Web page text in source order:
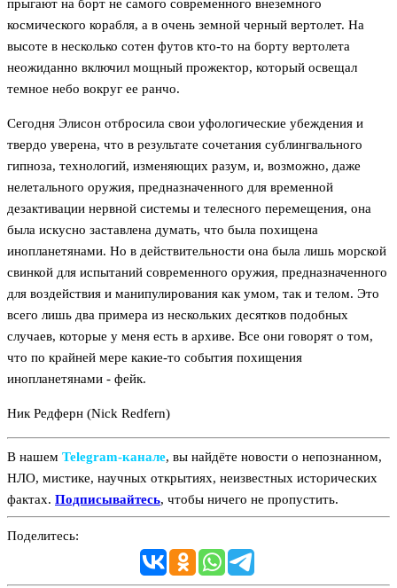
прыгают на борт не самого современного внеземного
космического корабля, а в очень земной черный вертолет. На
высоте в несколько сотен футов кто-то на борту вертолета
неожиданно включил мощный прожектор, который освещал
темное небо вокруг ее ранчо.
Сегодня Элисон отбросила свои уфологические убеждения и
твердо уверена, что в результате сочетания сублингвального
гипноза, технологий, изменяющих разум, и, возможно, даже
нелетального оружия, предназначенного для временной
дезактивации нервной системы и телесного перемещения, она
была искусно заставлена думать, что была похищена
инопланетянами. Но в действительности она была лишь морской
свинкой для испытаний современного оружия, предназначенного
для воздействия и манипулирования как умом, так и телом. Это
всего лишь два примера из нескольких десятков подобных
случаев, которые у меня есть в архиве. Все они говорят о том,
что по крайней мере какие-то события похищения
инопланетянами - фейк.
Ник Редферн (Nick Redfern)
В нашем Telegram‑канале, вы найдёте новости о непознанном,
НЛО, мистике, научных открытиях, неизвестных исторических
фактах. Подписывайтесь, чтобы ничего не пропустить.
Поделитесь: